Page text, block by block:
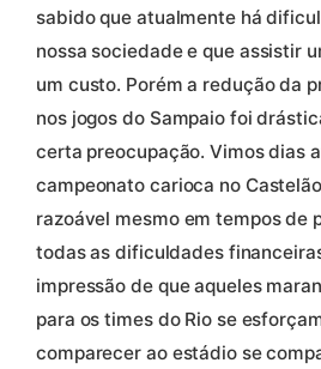
sabido que atualmente há
nossa sociedade e que assistir
um custo. Porém a redução da
nos jogos do Sampaio foi
certa preocupação. Vimos dias
campeonato carioca no
razoável mesmo em tempos de
todas as dificuldades
impressão de que aqueles
para os times do Rio se
comparecer ao estádio se